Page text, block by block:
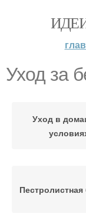
Уход за
Уход в
Пестролистная